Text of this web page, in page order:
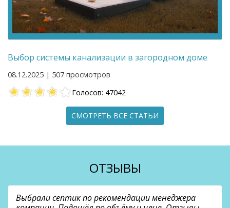
Выбор системы канализации в загородном доме
08.12.2025 | 507 просмотров
Голосов: 47042
СМОТРЕТЬ ВСЕ СТАТЬИ
ОТЗЫВЫ
Выбрали септик по рекомендации менеджера